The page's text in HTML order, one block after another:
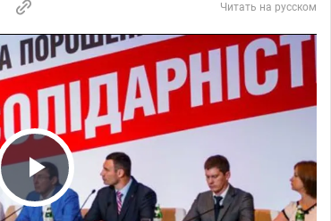
Читать на русском
Play Video